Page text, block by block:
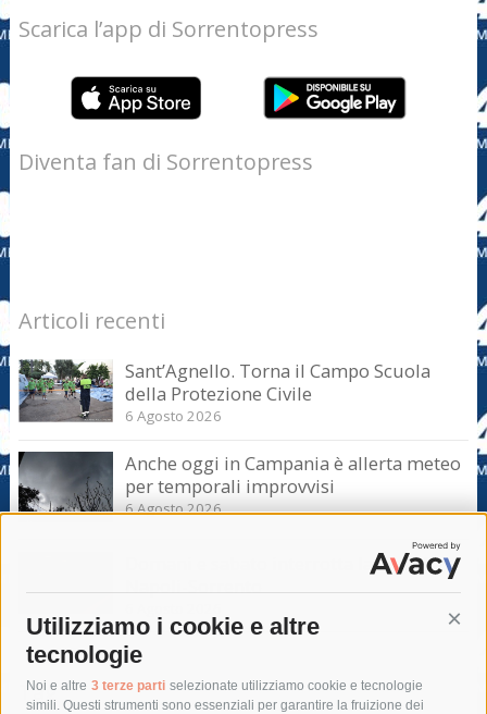
Utilizziamo i cookie e altre
tecnologie
Noi e altre 3 terze parti selezionate utilizziamo cookie e tecnologie
simili. Questi strumenti sono essenziali per garantire la fruizione dei
Scarica l’app di Sorrentopress
Diventa fan di Sorrentopress
Articoli recenti
Sant’Agnello. Torna il Campo Scuola
della Protezione Civile
6 Agosto 2026
Anche oggi in Campania è allerta meteo
per temporali improvvisi
6 Agosto 2026
Domani e sabato interrotta la linea Eav
Tag